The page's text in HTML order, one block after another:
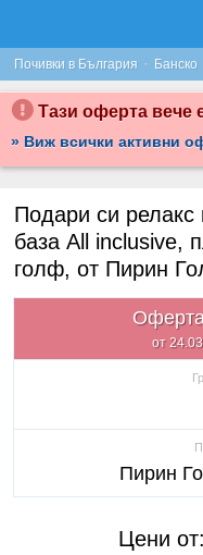
Почивки в България · Банско
Тази оферта вече
» Виж всички активни
Подари си
база All inclusive,
голф, от Пирин
от
Пирин
Цени от: